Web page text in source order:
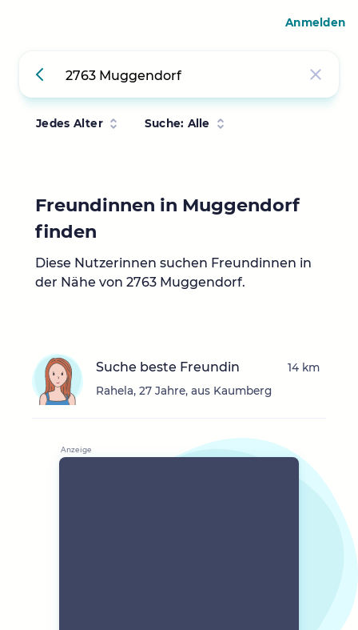
Jedes Alter Suche: Alle
Freundinnen in Muggendorf
finden
Diese Nutzerinnen suchen Freundinnen in
der Nähe von 2763 Muggendorf.
Suche beste Freundin
Rahela, 27 Jahre, aus Kaumberg
14 km
Anmelden